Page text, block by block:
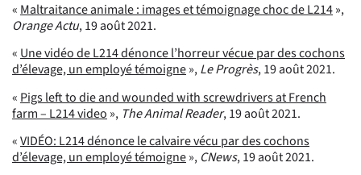
« Maltraitance animale : images et témoignage choc de L214»,
Orange Actu, 19 août 2021.
« Une vidéo de L214 dénonce l’horreur vécue par des cochons
d’élevage, un employé témoigne»,Le Progrès, 19 août 2021.
« Pigs left to die and wounded with screwdrivers at French
farm – L214 video », The Animal Reader, 19 août 2021.
«VIDÉO: L214 dénonce le calvaire vécu par des cochons
d’élevage, un employé témoigne», CNews, 19 août 2021.